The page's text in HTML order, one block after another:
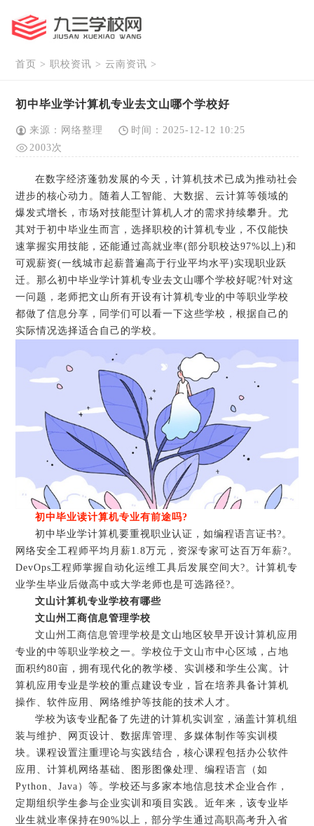
首页 >职校资讯 > 云南资讯 >
初中毕业学计算机专业去文山哪个学校好
来源：网络整理
时间：2025-12-12 10:25
2003次
在数字经济蓬勃发展的今天，计算机技术已成为推动社会
进步的核心动力。随着人工智能、大数据、云计算等领域的
爆发式增长，市场对技能型计算机人才的需求持续攀升。尤
其对于初中毕业生而言，选择职校的计算机专业，不仅能快
速掌握实用技能，还能通过高就业率(部分职校达97%以上)和
可观薪资(一线城市起薪普遍高于行业平均水平)实现职业跃
迁。那么初中毕业学计算机专业去文山哪个学校好呢?针对这
一问题，老师把文山所有开设有计算机专业的中等职业学校
都做了信息分享，同学们可以看一下这些学校，根据自己的
实际情况选择适合自己的学校。
初中毕业读计算机专业有前途吗?
初中毕业学计算机要重视职业认证，如编程语言证书?。
网络安全工程师平均月薪1.8万元，资深专家可达百万年薪?。
DevOps工程师掌握自动化运维工具后发展空间大?。计算机专
业学生毕业后做高中或大学老师也是可选路径?。
文山计算机专业学校有哪些
文山州工商信息管理学校
文山州工商信息管理学校是文山地区较早开设计算机应用
专业的中等职业学校之一。学校位于文山市中心区域，占地
面积约80亩，拥有现代化的教学楼、实训楼和学生公寓。计
算机应用专业是学校的重点建设专业，旨在培养具备计算机
操作、软件应用、网络维护等技能的技术人才。
学校为该专业配备了先进的计算机实训室，涵盖计算机组
装与维护、网页设计、数据库管理、多媒体制作等实训模
块。课程设置注重理论与实践结合，核心课程包括办公软件
应用、计算机网络基础、图形图像处理、编程语言（如
Python、Java）等。学校还与多家本地信息技术企业合作，
定期组织学生参与企业实训和项目实践。近年来，该专业毕
业生就业率保持在90%以上，部分学生通过高职高考升入省